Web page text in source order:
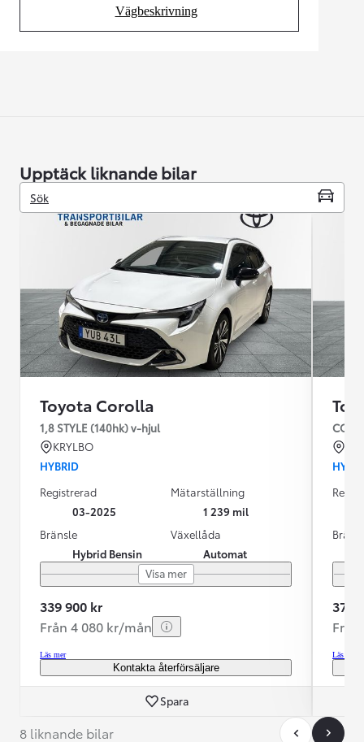
Vägbeskrivning
(Opens in new tab)
Upptäck liknande bilar
Sök
Toyota Corolla
1,8 STYLE (140hk) v-hjul
KRYLBO
HYBRID
Registrerad
03-2025
Mätarställning
1 239 mil
Bränsle
Hybrid Bensin
Växellåda
Automat
Visa mer
339 900 kr
Från 4 080 kr/mån
Läs mer
Kontakta återförsäljare
Spara
379
Läs mer
8 liknande bilar